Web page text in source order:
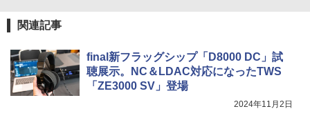
関連記事
final新フラッグシップ「D8000 DC」試
聴展示。NC＆LDAC対応になったTWS
「ZE3000 SV」登場
2024年11月2日